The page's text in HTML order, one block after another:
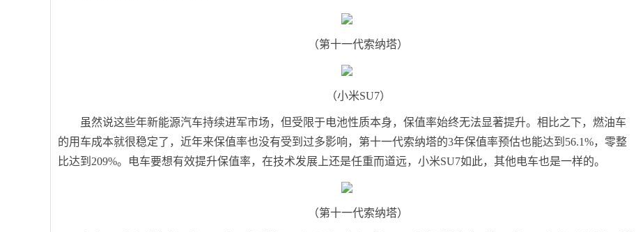
（第十一代索纳塔）
（小米SU7）
虽然说这些年新能源汽车持续进军市场，但受限于电池性质本身，保值率始终无法显著提升。相比之下，燃油车
的用车成本就很稳定了，近年来保值率也没有受到过多影响，第十一代索纳塔的3年保值率预估也能达到56.1%，零整
比达到209%。电车要想有效提升保值率，在技术发展上还是任重而道远，小米SU7如此，其他电车也是一样的。
（第十一代索纳塔）